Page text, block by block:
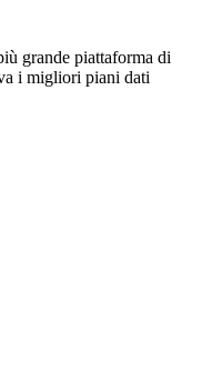
grande piattaforma di
i migliori piani dati